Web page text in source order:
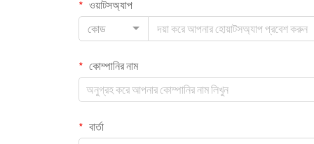
ওয়াটসঅ্যাপ
কোড
কোম্পানির নাম
বার্তা